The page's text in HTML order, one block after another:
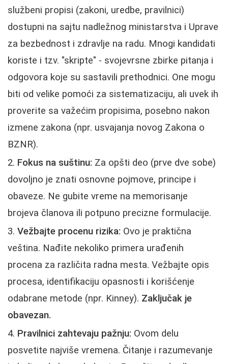
službeni propisi (zakoni, uredbe, pravilnici)
dostupni na sajtu nadležnog ministarstva i Uprave
za bezbednost i zdravlje na radu. Mnogi kandidati
koriste i tzv. "skripte" - svojevrsne zbirke pitanja i
odgovora koje su sastavili prethodnici. One mogu
biti od velike pomoći za sistematizaciju, ali uvek ih
proverite sa važećim propisima, posebno nakon
izmene zakona (npr. usvajanja novog Zakona o
BZNR).
Fokus na suštinu: Za opšti deo (prve dve sobe)
dovoljno je znati osnovne pojmove, principe i
obaveze. Ne gubite vreme na memorisanje
brojeva članova ili potpuno precizne formulacije.
Vežbajte procenu rizika: Ovo je praktična
veština. Nađite nekoliko primera urađenih
procena za različita radna mesta. Vežbajte opis
procesa, identifikaciju opasnosti i korišćenje
odabrane metode (npr. Kinney). Zaključak je
obavezan.
Pravilnici zahtevaju pažnju: Ovom delu
posvetite najviše vremena. Čitanje i razumevanje